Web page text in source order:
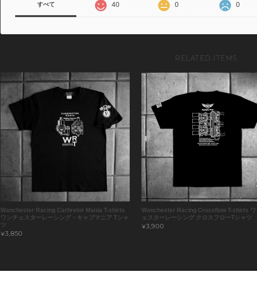
すべて 40 0 0
RELATED ITEMS
Wanchester Racing Carbretor Mania T-shirts
ワンチェスターレーシング・キャブマニア Tシャ
ツ
¥3,850
Wanchester Racing Crossflow T-shirts ワ
ェスターレーシング クロスフローTシャツ
¥3,900